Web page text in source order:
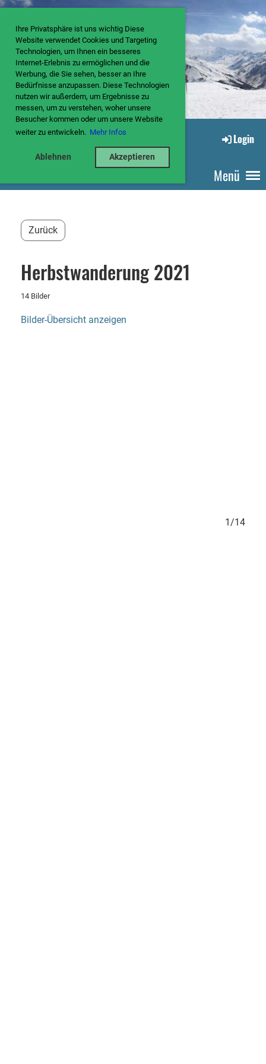
Ihre Privatsphäre ist uns wichtig Diese
Website verwendet Cookies und Targeting
Technologien, um Ihnen ein besseres
Internet-Erlebnis zu ermöglichen und die
Werbung, die Sie sehen, besser an Ihre
Bedürfnisse anzupassen. Diese Technologien
nutzen wir außerdem, um Ergebnisse zu
messen, um zu verstehen, woher unsere
Besucher kommen oder um unsere Website
weiter zu entwickeln. Mehr Infos
Ablehnen Akzeptieren
Login
Menü
Zurück
Herbstwanderung 2021
14 Bilder
Bilder-Übersicht anzeigen
1/14